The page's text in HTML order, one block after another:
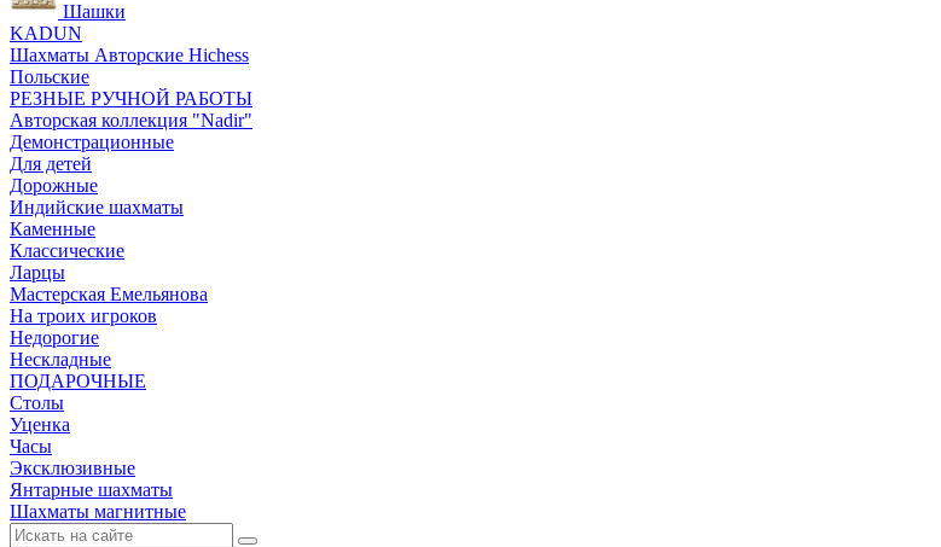
Шашки
KADUN
Шахматы Авторские Hichess
Польские
РЕЗНЫЕ РУЧНОЙ РАБОТЫ
Авторская коллекция "Nadir"
Демонстрационные
Для детей
Дорожные
Индийские шахматы
Каменные
Классические
Ларцы
Мастерская Емельянова
На троих игроков
Недорогие
Нескладные
ПОДАРОЧНЫЕ
Столы
Уценка
Часы
Эксклюзивные
Янтарные шахматы
Шахматы магнитные